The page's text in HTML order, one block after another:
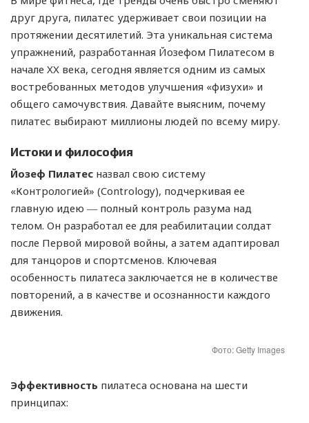
друг друга, пилатес удерживает свои позиции на
протяжении десятилетий. Эта уникальная система
упражнений, разработанная Йозефом Пилатесом в
начале XX века, сегодня является одним из самых
востребованных методов улучшения «физухи» и
общего самочувствия. Давайте выясним, почему
пилатес выбирают миллионы людей по всему миру.
Истоки и философия
Йозеф Пилатес назвал свою систему
«Контрологией» (Contrology), подчеркивая ее
главную идею ― полный контроль разума над
телом. Он разработал ее для реабилитации солдат
после Первой мировой войны, а затем адаптировал
для танцоров и спортсменов. Ключевая
особенность пилатеса заключается не в количестве
повторений, а в качестве и осознанности каждого
движения.
Фото: Getty Images
Эффективность пилатеса основана на шести
принципах: